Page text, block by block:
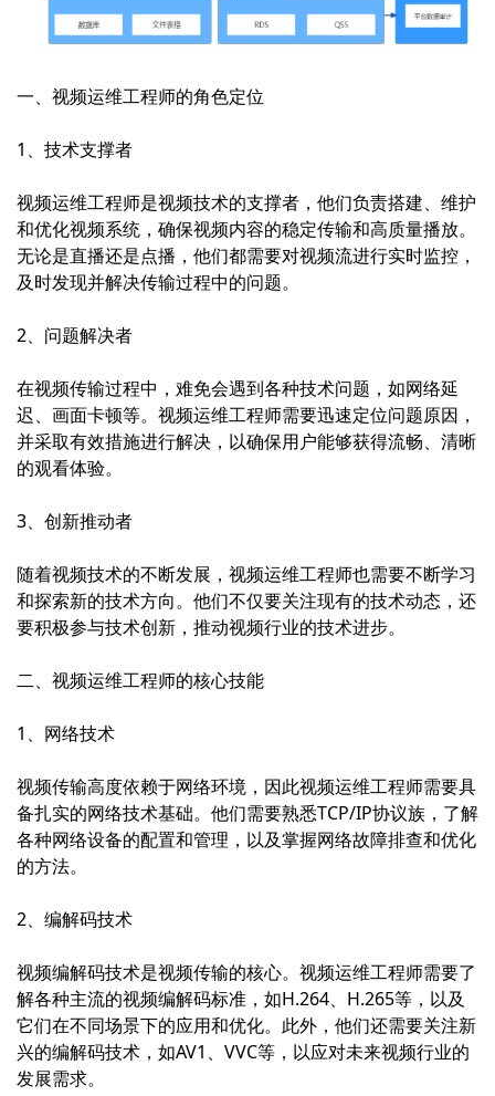
一、视频运维工程师的角色定位
1、技术支撑者
视频运维工程师是视频技术的支撑者，他们负责搭建、维护
和优化视频系统，确保视频内容的稳定传输和高质量播放。
无论是直播还是点播，他们都需要对视频流进行实时监控，
及时发现并解决传输过程中的问题。
2、问题解决者
在视频传输过程中，难免会遇到各种技术问题，如网络延
迟、画面卡顿等。视频运维工程师需要迅速定位问题原因，
并采取有效措施进行解决，以确保用户能够获得流畅、清晰
的观看体验。
3、创新推动者
随着视频技术的不断发展，视频运维工程师也需要不断学习
和探索新的技术方向。他们不仅要关注现有的技术动态，还
要积极参与技术创新，推动视频行业的技术进步。
二、视频运维工程师的核心技能
1、网络技术
视频传输高度依赖于网络环境，因此视频运维工程师需要具
备扎实的网络技术基础。他们需要熟悉TCP/IP协议族，了解
各种网络设备的配置和管理，以及掌握网络故障排查和优化
的方法。
2、编解码技术
视频编解码技术是视频传输的核心。视频运维工程师需要了
解各种主流的视频编解码标准，如H.264、H.265等，以及
它们在不同场景下的应用和优化。此外，他们还需要关注新
兴的编解码技术，如AV1、VVC等，以应对未来视频行业的
发展需求。